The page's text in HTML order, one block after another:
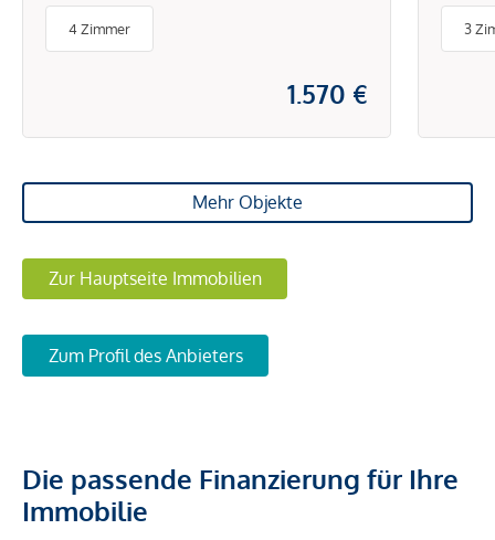
4 Zimmer
1.570 €
3
Mehr Objekte
Zur Hauptseite Immobilien
Zum Profil des Anbieters
Die passende Finanzierung für Ihre
Immobilie